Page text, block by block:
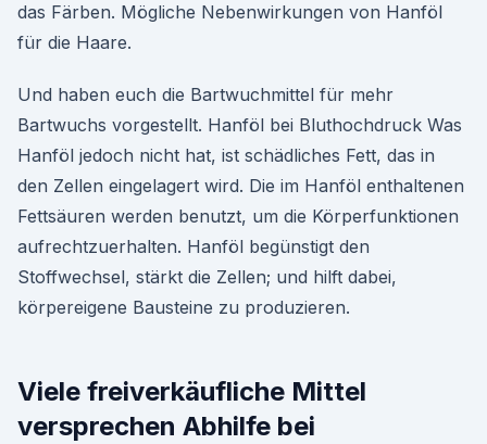
das Färben. Mögliche Nebenwirkungen von Hanföl
für die Haare.
Und haben euch die Bartwuchmittel für mehr
Bartwuchs vorgestellt. Hanföl bei Bluthochdruck Was
Hanföl jedoch nicht hat, ist schädliches Fett, das in
den Zellen eingelagert wird. Die im Hanföl enthaltenen
Fettsäuren werden benutzt, um die Körperfunktionen
aufrechtzuerhalten. Hanföl begünstigt den
Stoffwechsel, stärkt die Zellen; und hilft dabei,
körpereigene Bausteine zu produzieren.
Viele freiverkäufliche Mittel
versprechen Abhilfe bei